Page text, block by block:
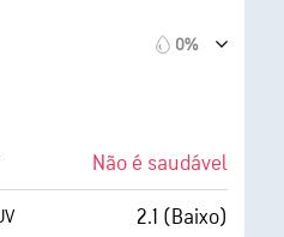
99%
0%
Não é saudável
2.1 (Baixo)